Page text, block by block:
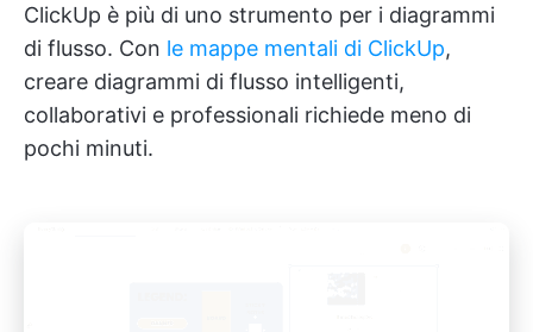
ClickUp è più di uno strumento per i diagrammi
di flusso. Con le mappe mentali di ClickUp,
creare diagrammi di flusso intelligenti,
collaborativi e professionali richiede meno di
pochi minuti.